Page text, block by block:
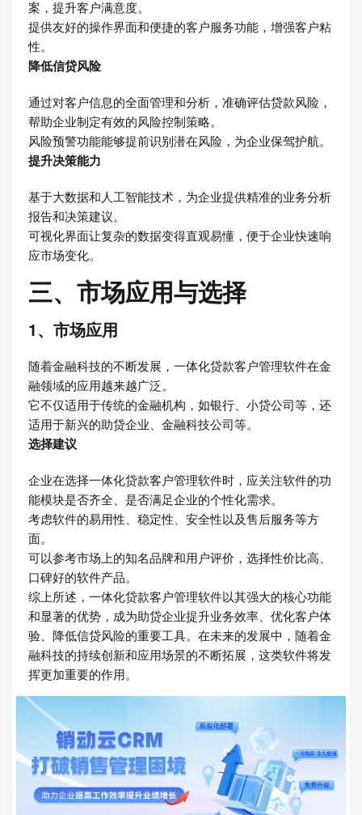
案，提升客户满意度。
提供友好的操作界面和便捷的客户服务功能，增强客户粘
性。
降低信贷风险
通过对客户信息的全面管理和分析，准确评估贷款风险，
帮助企业制定有效的风险控制策略。
风险预警功能能够提前识别潜在风险，为企业保驾护航。
提升决策能力
基于大数据和人工智能技术，为企业提供精准的业务分析
报告和决策建议。
可视化界面让复杂的数据变得直观易懂，便于企业快速响
应市场变化。
三、市场应用与选择
1、市场应用
随着金融科技的不断发展，一体化贷款客户管理软件在金
融领域的应用越来越广泛。
它不仅适用于传统的金融机构，如银行、小贷公司等，还
适用于新兴的助贷企业、金融科技公司等。
选择建议
企业在选择一体化贷款客户管理软件时，应关注软件的功
能模块是否齐全、是否满足企业的个性化需求。
考虑软件的易用性、稳定性、安全性以及售后服务等方
面。
可以参考市场上的知名品牌和用户评价，选择性价比高、
口碑好的软件产品。
综上所述，一体化贷款客户管理软件以其强大的核心功能
和显著的优势，成为助贷企业提升业务效率、优化客户体
验、降低信贷风险的重要工具。在未来的发展中，随着金
融科技的持续创新和应用场景的不断拓展，这类软件将发
挥更加重要的作用。